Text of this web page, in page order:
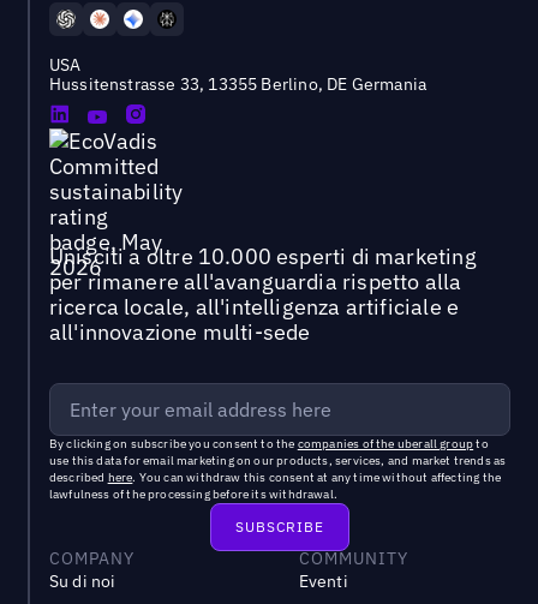
USA
Hussitenstrasse 33, 13355 Berlino, DE Germania
Unisciti a oltre 10.000 esperti di marketing
per rimanere all'avanguardia rispetto alla
ricerca locale, all'intelligenza artificiale e
all'innovazione multi-sede
By clicking on subscribe you consent to the companies of the uberall groupto
use this data for email marketing on our products, services, and market trends as
described here. You can withdraw this consent at any time without affecting the
lawfulness of the processing before its withdrawal.
COMPANY
Su di noi
COMMUNITY
Eventi